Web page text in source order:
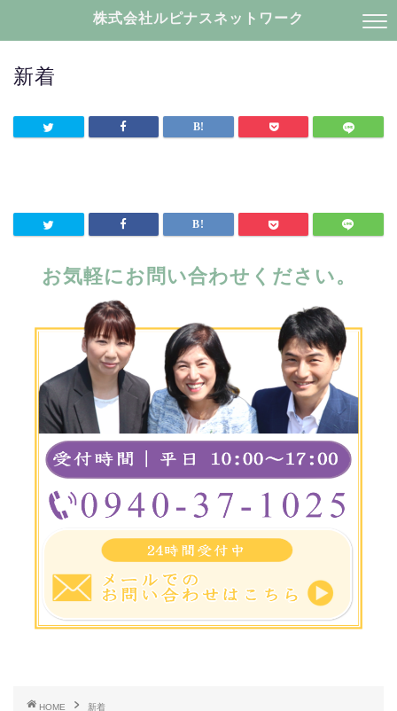
株式会社ルピナスネットワーク
新着
お気軽にお問い合わせください。
HOME 新着